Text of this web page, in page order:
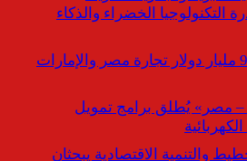
التكنولوجيا الخضراء والذكاء
وزير الاستثمار: 9.68 مليار دولار تجارة مصر والإمارات
– مصر» يُطلق برامج تمويل
والتنمية الاقتصادية يبحثان